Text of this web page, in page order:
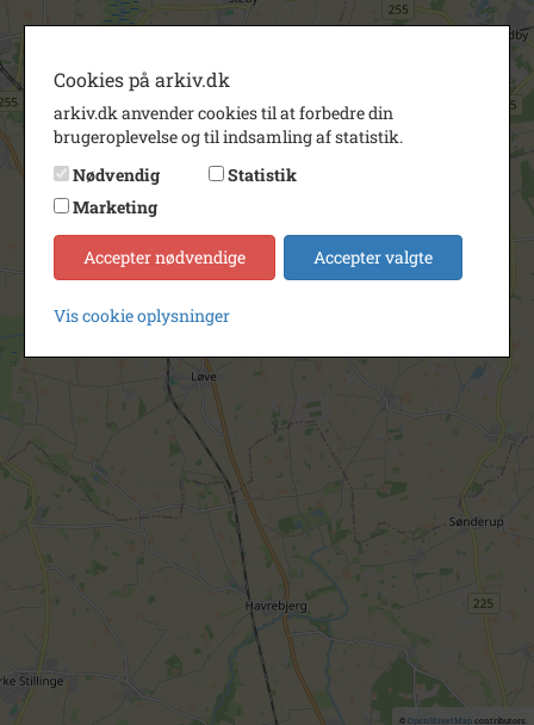
© OpenStreetMapcontributors.
Cookies på arkiv.dk
arkiv.dk anvender cookies til at forbedre din
brugeroplevelse og til indsamling af statistik.
Nødvendig
Statistik
Marketing
Accepter nødvendige Accepter valgte
Vis cookie oplysninger